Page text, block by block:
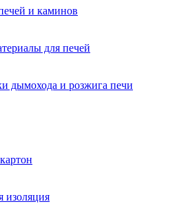
и каминов
для печей
дымохода и розжига печи
изоляция